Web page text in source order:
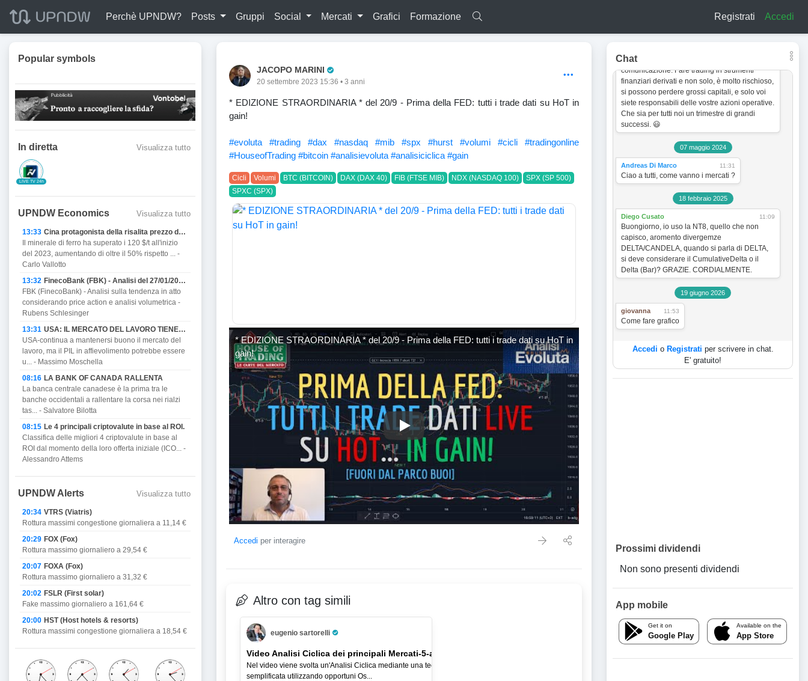
Perchè UPNDW? Posts Gruppi Social Mercati Grafici Formazione Registrati Accedi
JACOPO MARINI
20 settembre 2023 15:36 • 3 anni
* EDIZIONE STRAORDINARIA * del 20/9 - Prima della FED: tutti i trade dati su HoT in
gain!
#evoluta #trading #dax #nasdaq #mib #spx #hurst #volumi #cicli
#tradingonline
#HouseofTrading #bitcoin #analisievoluta #analisiciclica #gain
Cicli Volumi BTC (BITCOIN) DAX (DAX 40) FIB (FTSE MIB) NDX (NASDAQ 100)
SPX (SP 500)
SPXC (SPX)
* EDIZIONE STRAORDINARIA * del 20/9 - Prima della FED: tutti i trade dati su HoT in
gain!
* EDIZIONE STRAORDINARIA * del 20/9 - Prima della FED: tutti i trade dati su HoT in gain!
Accedi per interagire
Altro con tag simili
eugenio sartorelli
Pro Trader
Video Analisi Ciclica dei principali Mercati-5-ago-26
Nel video viene svolta un'Analisi Ciclica mediante una tecnica
semplificata utilizzando opportuni Os...
Popular symbols
In diretta Visualizza tutto
LIVE TV 24h
UPNDW Economics Visualizza tutto
13:33
Cina protagonista della risalita prezzo del Ferro
Il minerale di ferro ha superato i 120 $/t all'inizio
del 2023, aumentando di oltre il 50% rispetto ... -
Carlo Vallotto
13:32
FinecoBank (FBK) - Analisi del 27/01/2023
FBK (FinecoBank) - Analisi sulla tendenza in atto
considerando price action e analisi volumetrica -
Rubens Schlesinger
13:31
USA: IL MERCATO DEL LAVORO TIENE MA PROMETTE DI AFFIEVOLIRSI CON IL PIL E MINACCIA RECESSIONE.
USA-continua a mantenersi buono il mercato del
lavoro, ma il PIL in affievolimento potrebbe essere
u... - Massimo Moschella
08:16 LA BANK OF CANADA RALLENTA
La banca centrale canadese è la prima tra le
banche occidentali a rallentare la corsa nei rialzi
tas... - Salvatore Bilotta
08:15 Le 4 principali criptovalute in base al ROI.
Classifica delle migliori 4 criptovalute in base al
ROI dal momento della loro offerta iniziale (ICO... -
Alessandro Attems
UPNDW Alerts Visualizza tutto
20:34 VTRS (Viatris)
Rottura massimi congestione giornaliera a 11,14 €
20:29 FOX (Fox)
Rottura massimo giornaliero a 29,54 €
20:07 FOXA (Fox)
Rottura massimo giornaliero a 31,32 €
20:02 FSLR (First solar)
Fake massimo giornaliero a 161,64 €
20:00 HST (Host hotels & resorts)
Rottura massimi congestione giornaliera a 18,54 €
Chat
In quanto tale non vogliono incentivare in
cambiamento senza obbligo di preventiva
comunicazione. Fare trading in strumenti
finanziari derivati e non solo, è molto rischioso,
si possono perdere grossi capitali, e solo voi
siete responsabili delle vostre azioni operative.
Che sia per tutti noi un trimestre di grandi
successi. 😃
07 maggio 2024
Andreas Di Marco 11:31
Ciao a tutti, come vanno i mercati ?
18 febbraio 2025
Diego Cusato 11:09
Buongiorno, io uso la NT8, quello che non
capisco, aromento divergemze
DELTA/CANDELA, quando si parla di DELTA,
si deve considerare il CumulativeDelta o il
Delta (Bar)? GRAZIE. CORDIALMENTE.
19 giugno 2026
giovanna 11:53
Come fare grafico
Accedi o Registrati per scrivere in chat.
E' gratuito!
Prossimi dividendi
Non sono presenti dividendi
App mobile
Get it on
Google Play
Available on the
App Store